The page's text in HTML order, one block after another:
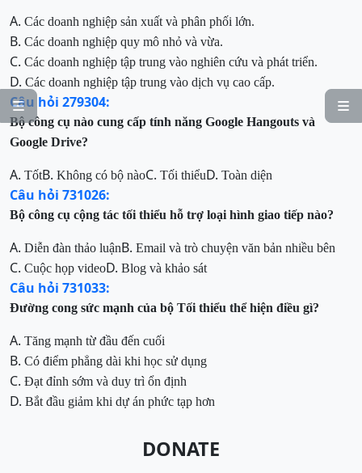


A. Các doanh nghiệp sản xuất và phân phối lớn.
B. Các doanh nghiệp quy mô nhỏ và vừa.
C. Các doanh nghiệp tập trung vào nghiên cứu và phát triển.
D. Các doanh nghiệp tập trung vào dịch vụ cao cấp.
Câu hỏi 279304:
Bộ công cụ nào cung cấp tính năng Google Hangouts và
Google Drive?
A. TốtB. Không có bộ nàoC. Tối thiểuD. Toàn diện
Câu hỏi 731026:
Bộ công cụ cộng tác tối thiểu hỗ trợ loại hình giao tiếp nào?
A. Diễn đàn thảo luậnB. Email và trò chuyện văn bản nhiều bên
C. Cuộc họp videoD. Blog và khảo sát
Câu hỏi 731033:
Đường cong sức mạnh của bộ Tối thiểu thể hiện điều gì?
A. Tăng mạnh từ đầu đến cuối
B. Có điểm phẳng dài khi học sử dụng
C. Đạt đỉnh sớm và duy trì ổn định
D. Bắt đầu giảm khi dự án phức tạp hơn
DONATE